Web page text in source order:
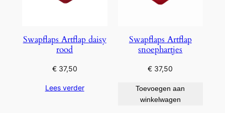
Swapflaps Artflap daisy
rood
€37,50
Lees verder
Swapflaps Artflap
snoephartjes
€ 37,50
Toevoegen aan
winkelwagen